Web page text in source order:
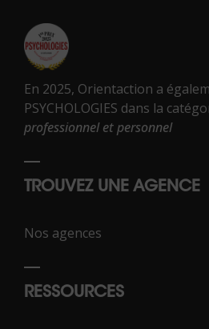
En 2025, Orientaction a
PSYCHOLOGIES dans la
professionnel et personnel
TROUVEZ UNE AGENCE
Nos agences
RESSOURCES